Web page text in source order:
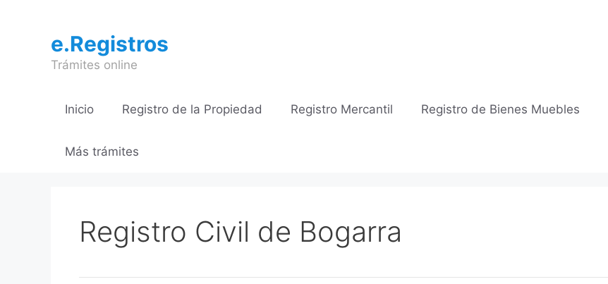
contenidoe.Registros
Trámites online
Inicio Registro de la Propiedad Registro Mercantil Registro de Bienes Muebles
Más trámites
Registro Civil de Bogarra